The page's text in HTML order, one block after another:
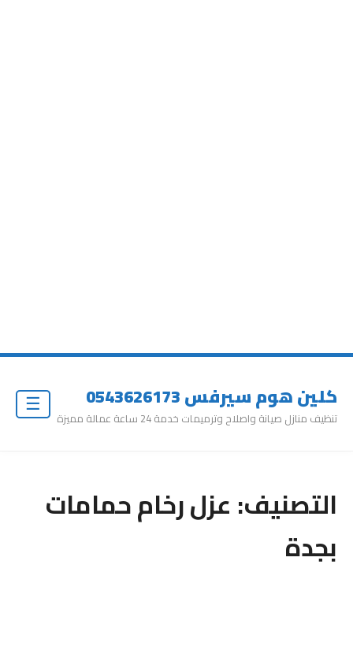
كلين هوم سيرفس 0543626173
تنظيف منازل صيانة واصلاح وترميمات خدمة 24 ساعة عمالة مميزة
التصنيف:عزل رخام حمامات
بجدة